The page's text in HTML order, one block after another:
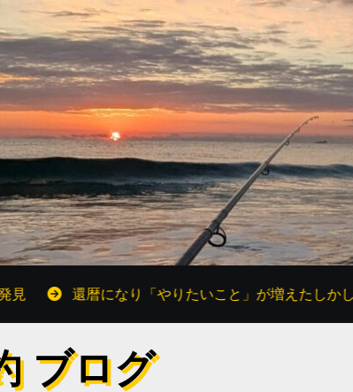
暦になり「やりたいこと」が増えたしかし時間が足
ブログ